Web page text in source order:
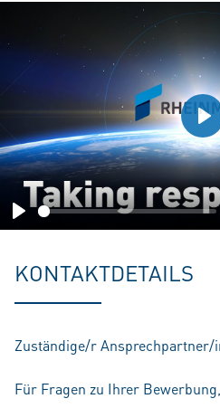
Play
KONTAKTDETAILS
Zuständige/r Ansprechpartner/
Für Fragen zu Ihrer